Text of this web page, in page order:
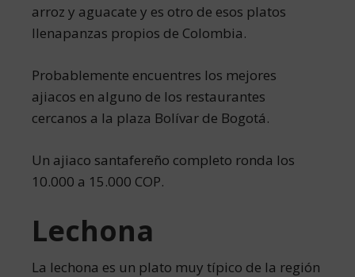
arroz y aguacate y es otro de esos platos
llenapanzas propios de Colombia.
Probablemente encuentres los mejores
ajiacos en alguno de los restaurantes
cercanos a la plaza Bolívar de Bogotá.
Un ajiaco santafereño completo ronda los
10.000 a 15.000 COP.
Lechona
La lechona es un plato muy típico de la región